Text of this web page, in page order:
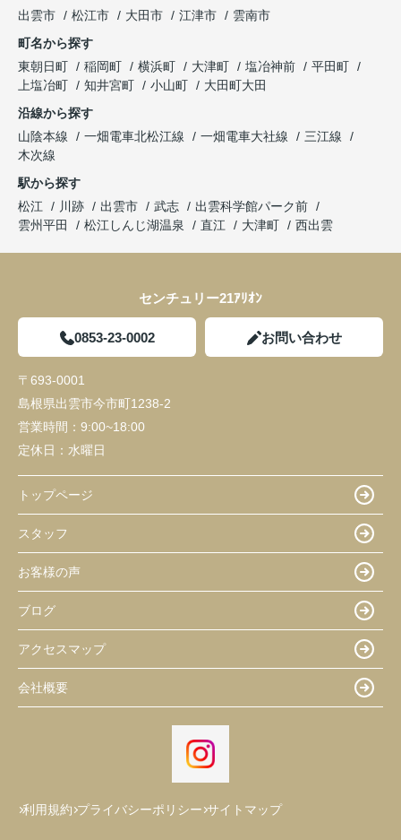
出雲市
松江市 大田市 江津市
雲南市
町名から探す
東朝日町
稲岡町 横浜町 大津町 塩冶神前
平田町
上塩冶町
知井宮町 小山町
大田町大田
沿線から探す
山陰本線
一畑電車北松江線 一畑電車大社線
三江線
木次線
駅から探す
松江
川跡 出雲市 武志
出雲科学館パーク前
雲州平田
松江しんじ湖温泉 直江 大津町 西出雲
センチュリー21ｱﾘｵﾝ
0853-23-0002 お問い合わせ
〒693-0001
島根県出雲市今市町1238-2
営業時間： 9:00~18:00
定休日： 水曜日
トップページ
スタッフ
お客様の声
ブログ
アクセスマップ
会社概要
利用規約 プライバシーポリシー サイトマップ